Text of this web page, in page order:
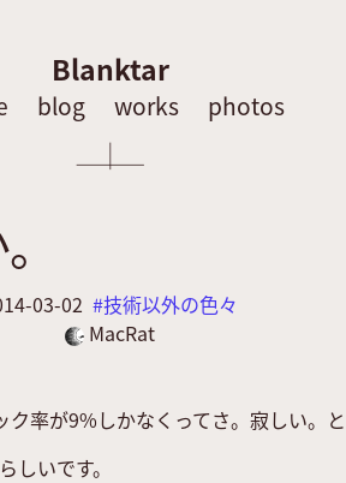
Blanktar
blog works photos
03-02
技術以外の色々
MacRat
率が9%しかなくってさ。寂しい。
いです。